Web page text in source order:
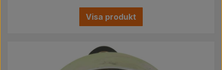
Visa produkt